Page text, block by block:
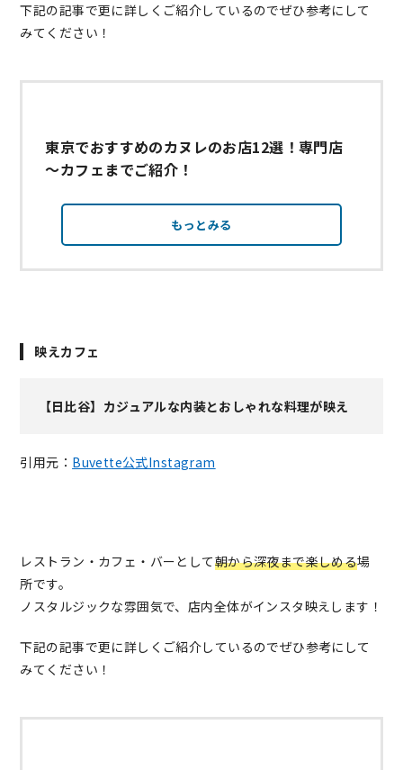
下記の記事で更に詳しくご紹介しているのでぜひ参考にして
みてください！
東京でおすすめのカヌレのお店12選！専門店
～カフェまでご紹介！
もっとみる
映えカフェ
【日比谷】カジュアルな内装とおしゃれな料理が映え
引用元： Buvette公式Instagram
レストラン・カフェ・バーとして朝から深夜まで楽しめる場
所です。
ノスタルジックな雰囲気で、店内全体がインスタ映えします！
下記の記事で更に詳しくご紹介しているのでぜひ参考にして
みてください！